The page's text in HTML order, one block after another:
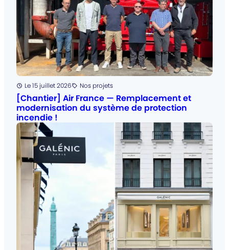
Posté
Le 15 juillet 2026Catégorie
:
Nos projets
[Chantier] Air France — Remplacement et
modernisation du système de protection
incendie !